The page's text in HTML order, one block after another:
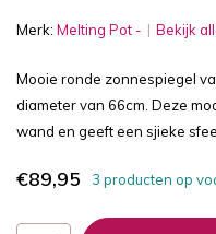
Merk: Melting Pot - Bekijk
Mooie ronde zonnespiegel
diameter van 66cm. Deze
wand en geeft een sjieke
€89,95 3 producten op